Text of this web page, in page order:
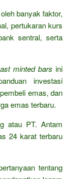
banyak faktor,
pertukaran kurs
sentral, serta
minted barsini
investasi
emas, dan
emas terbaru.
atau PT. Antam
24 karat terbaru
tentang